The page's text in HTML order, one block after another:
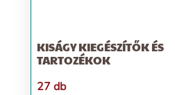
KISÁGY KIEGÉSZÍTŐK ÉS
TARTOZÉKOK
27 db